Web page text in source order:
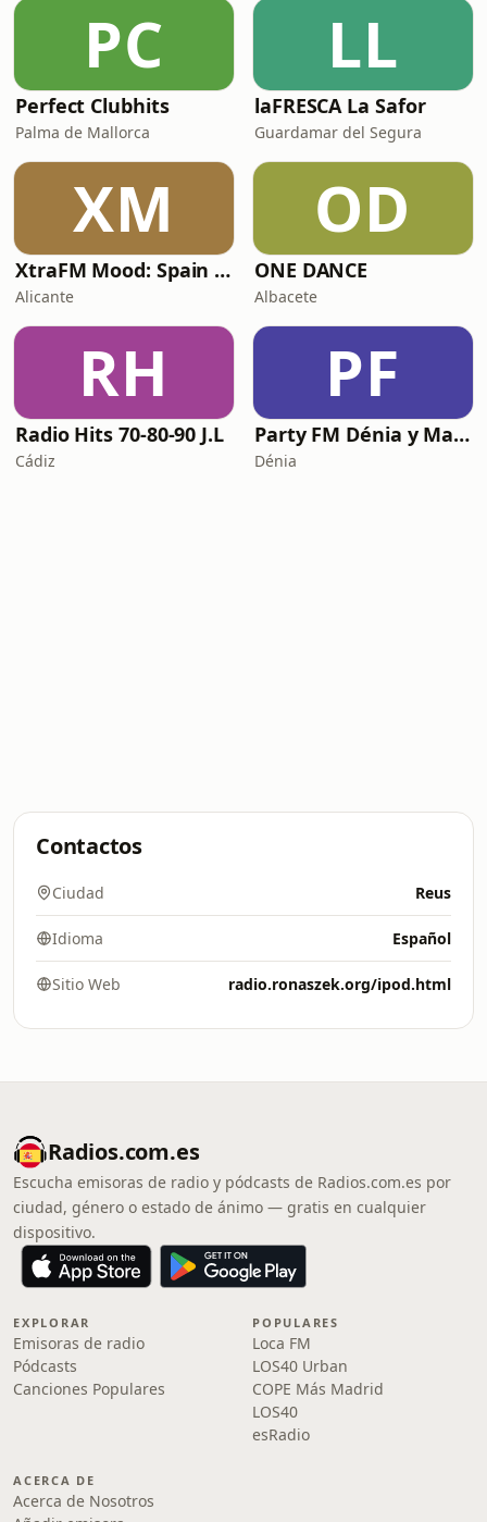
PC
Perfect Clubhits
Palma de Mallorca
LL
laFRESCA La Safor
Guardamar del Segura
XM
XtraFM Mood: Spain Top 100
Alicante
OD
ONE DANCE
Albacete
RH
Radio Hits 70-80-90 J.L
Cádiz
PF
Party FM Dénia y Marina Alta
Dénia
Contactos
Ciudad Reus
Idioma Español
Sitio Web radio.ronaszek.org/ipod.html
Radios.com.es
Escucha emisoras de radio y pódcasts de Radios.com.es por
ciudad, género o estado de ánimo — gratis en cualquier
dispositivo.
EXPLORAR
Emisoras de radio
Pódcasts
Canciones Populares
POPULARES
Loca FM
LOS40 Urban
COPE Más Madrid
LOS40
esRadio
ACERCA DE
Acerca de Nosotros